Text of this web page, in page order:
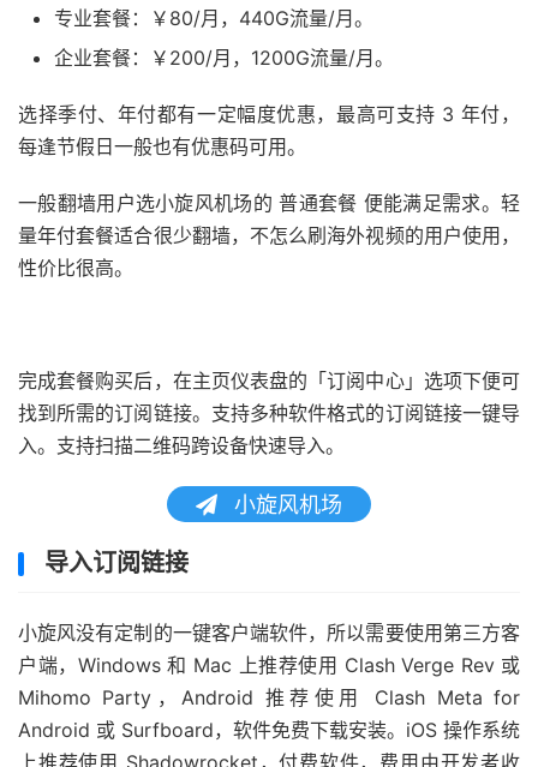
专业套餐：￥80/月，440G流量/月。
企业套餐：￥200/月，1200G流量/月。
选择季付、年付都有一定幅度优惠，最高可支持 3 年付，
每逢节假日一般也有优惠码可用。
一般翻墙用户选小旋风机场的 普通套餐 便能满足需求。轻
量年付套餐适合很少翻墙，不怎么刷海外视频的用户使用，
性价比很高。
完成套餐购买后，在主页仪表盘的「订阅中心」选项下便可
找到所需的订阅链接。支持多种软件格式的订阅链接一键导
入。支持扫描二维码跨设备快速导入。
小旋风机场
导入订阅链接
小旋风没有定制的一键客户端软件，所以需要使用第三方客
户端，Windows 和 Mac 上推荐使用 Clash Verge Rev 或
Mihomo Party，Android 推荐使用 Clash Meta for
Android 或 Surfboard，软件免费下载安装。iOS 操作系统